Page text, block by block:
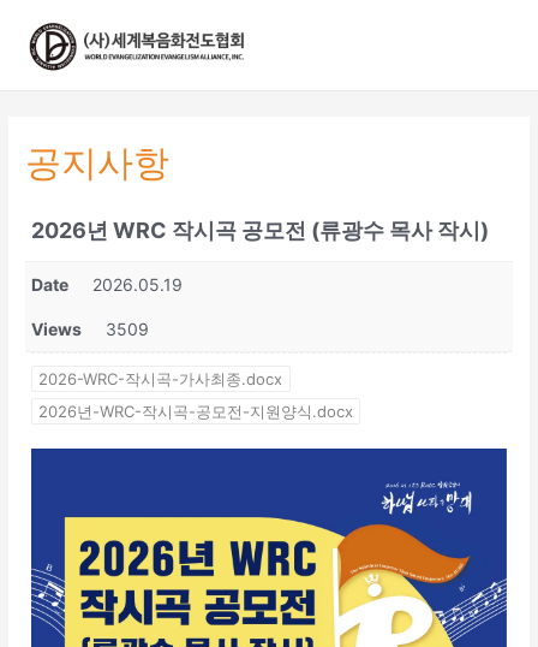
공지사항
2026년 WRC 작시곡 공모전 (류광수 목사 작시)
Date 2026.05.19
Views 3509
2026-WRC-작시곡-가사최종.docx
2026년-WRC-작시곡-공모전-지원양식.docx